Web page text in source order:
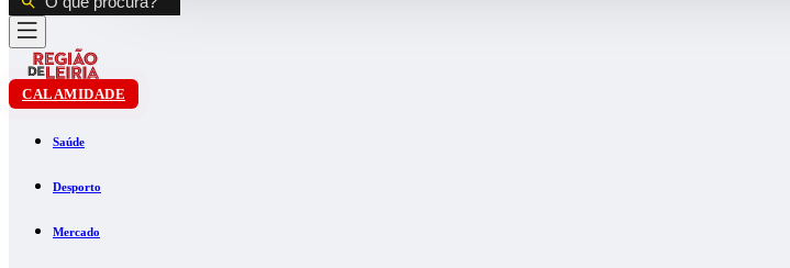
CALAMIDADE
Saúde
Desporto
Mercado